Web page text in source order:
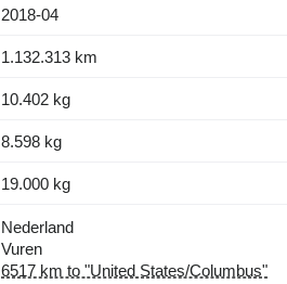
2018-04
1.132.313 km
10.402 kg
8.598 kg
19.000 kg
Nederland
Vuren
6517 km to "United States/Columbus"